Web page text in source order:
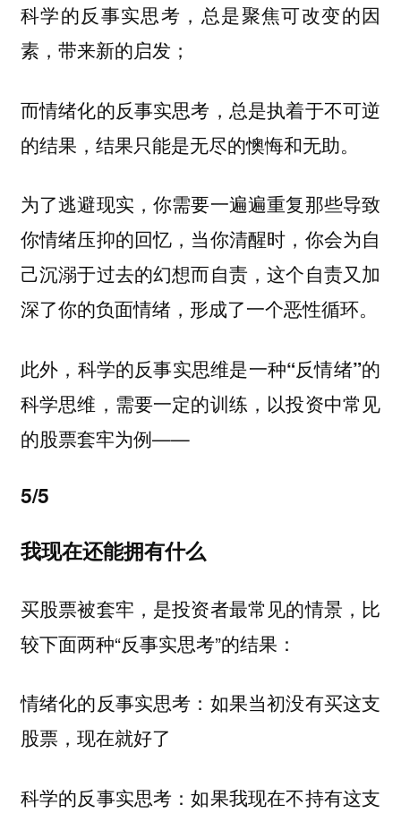
科学的反事实思考，总是聚焦可改变的因
素，带来新的启发；
而情绪化的反事实思考， 总是执着于不可逆
的结果，结果只能是无尽的懊悔和无助。
为了逃避现实，你需要一遍遍重复那些导致
你情绪压抑的回忆，当你清醒时，你会为自
己沉溺于过去的幻想而自责，这个自责又加
深了你的负面情绪，形成了一个恶性循环。
此外，科学的反事实思维是一种“反情绪”的
科学思维，需要一定的训练 ，以投资中常见
的股票套牢为例——
5/5
我现在还能拥有什么
买股票被套牢，是投资者最常见的情景，比
较下面两种“反事实思考”的结果：
情绪化的反事实思考：如果当初没有买这支
股票，现在就好了
科学的反事实思考：如果我现在不持有这支